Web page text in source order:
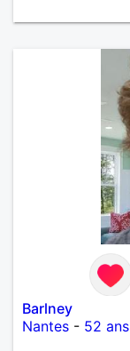
Barlney
Nantes - 52 ans